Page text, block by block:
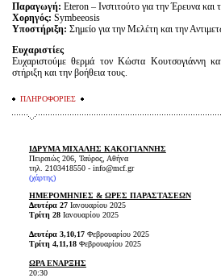
Παραγωγή: Eteron – Ινστιτούτο για την Έρευνα
Χορηγός: Symbeeosis
Υποστήριξη: Σημείο για την Μελέτη και την
Ευχαριστίες
Ευχαριστούμε θερμά τον Κώστα Κουτσογιάννη
στήριξη και την βοήθεια τους.
ΠΛΗΡΟΦΟΡΙΕΣ
ΙΔΡΥΜΑ ΜΙΧΑΛΗΣ ΚΑΚΟΓΙΑΝΝΗΣ
Πειραιώς 206, Ταύρος, Αθήνα
τηλ. 2103418550 - info@mcf.gr
(χάρτης)
ΗΜΕΡΟΜΗΝΙΕΣ & ΩΡΕΣ ΠΑΡΑΣΤΑΣΕΩΝ
Δευτέρα 27Ιανουαρίου 2025
Τρίτη 28Ιανουαρίου 2025
Δευτέρα 3,10,17Φεβρουαρίου 2025
Τρίτη 4,11,18 Φεβρουαρίου 2025
ΩΡΑ ΕΝΑΡΞΗΣ
20:30